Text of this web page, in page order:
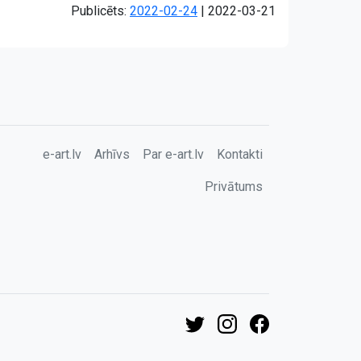
Publicēts: 2022-02-24 Atjaunots:
2022-03-21
e-art.lv Arhīvs Par e-art.lv Kontakti
Privātums